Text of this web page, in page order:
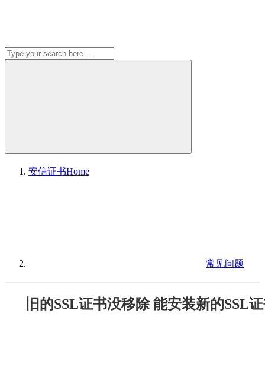
安信证书Home
常见问题
旧的SSL证书没移除 能安装新的SSL